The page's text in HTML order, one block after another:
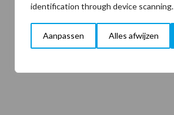
identification through device scanning.
Aanpassen Alles afwijzen